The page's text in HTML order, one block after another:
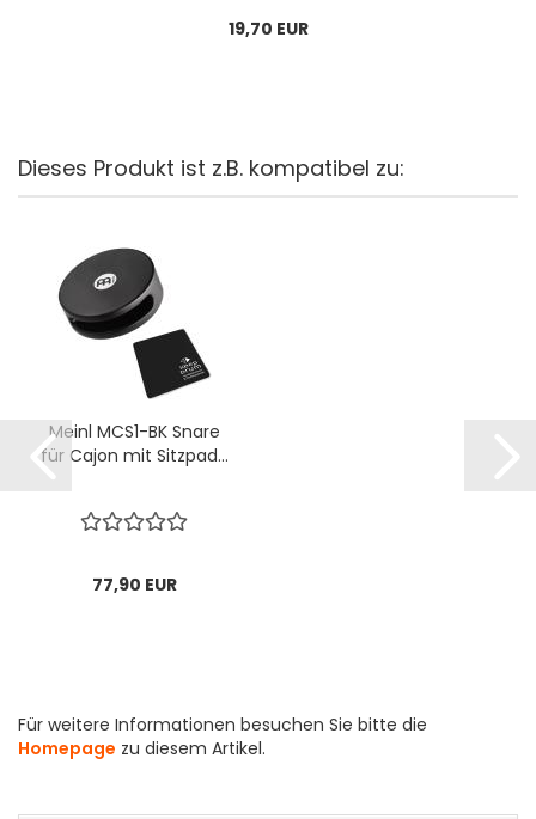
19,70 EUR
Dieses Produkt ist z.B. kompatibel zu:
Meinl MCS1-BK Snare
für Cajon mit Sitzpad...
77,90 EUR
Für weitere Informationen besuchen Sie bitte die
Homepage zu diesem Artikel.